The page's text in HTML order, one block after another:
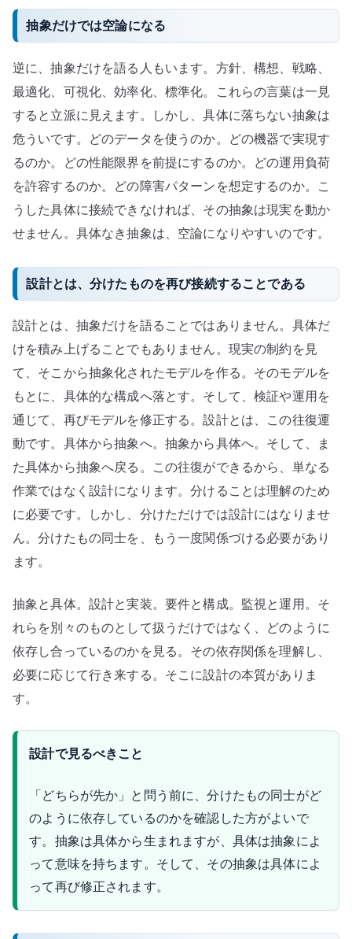
抽象だけでは空論になる
逆に、抽象だけを語る人もいます。方針、構想、戦略、
最適化、可視化、効率化、標準化。これらの言葉は一見
すると立派に見えます。しかし、具体に落ちない抽象は
危ういです。どのデータを使うのか。どの機器で実現す
るのか。どの性能限界を前提にするのか。どの運用負荷
を許容するのか。どの障害パターンを想定するのか。こ
うした具体に接続できなければ、その抽象は現実を動か
せません。具体なき抽象は、空論になりやすいのです。
設計とは、分けたものを再び接続することである
設計とは、抽象だけを語ることではありません。具体だ
けを積み上げることでもありません。現実の制約を見
て、そこから抽象化されたモデルを作る。そのモデルを
もとに、具体的な構成へ落とす。そして、検証や運用を
通じて、再びモデルを修正する。設計とは、この往復運
動です。具体から抽象へ。抽象から具体へ。そして、ま
た具体から抽象へ戻る。この往復ができるから、単なる
作業ではなく設計になります。分けることは理解のため
に必要です。しかし、分けただけでは設計にはなりませ
ん。分けたもの同士を、もう一度関係づける必要があり
ます。
抽象と具体。設計と実装。要件と構成。監視と運用。そ
れらを別々のものとして扱うだけではなく、どのように
依存し合っているのかを見る。その依存関係を理解し、
必要に応じて行き来する。そこに設計の本質がありま
す。
設計で見るべきこと
「どちらが先か」と問う前に、分けたもの同士がど
のように依存しているのかを確認した方がよいで
す。抽象は具体から生まれますが、具体は抽象によ
って意味を持ちます。そして、その抽象は具体によ
って再び修正されます。